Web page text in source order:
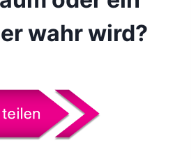
wahr wird?